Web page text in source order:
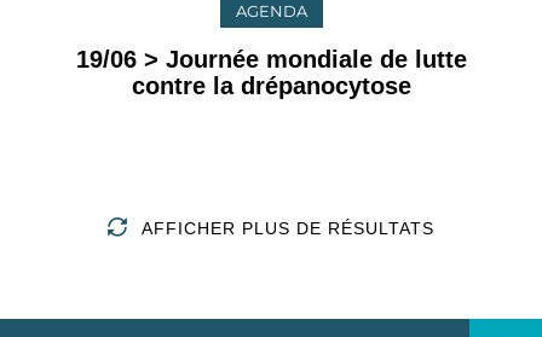
AGENDA
19/06 > Journée mondiale de lutte
contre la drépanocytose
AFFICHER PLUS DE RÉSULTATS